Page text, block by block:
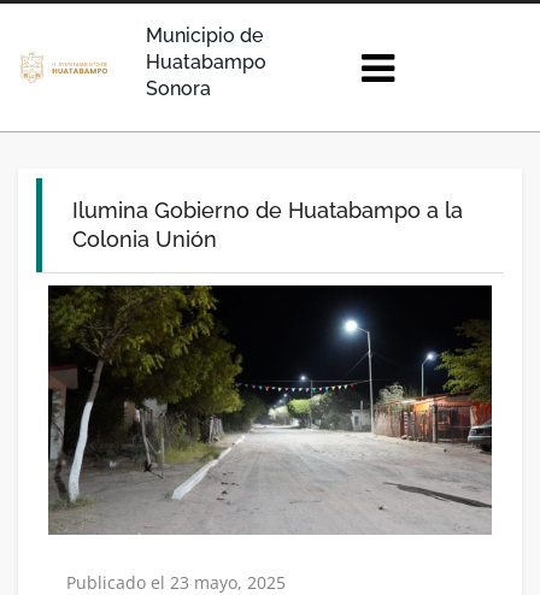
Municipio de
Huatabampo
Sonora
Ilumina Gobierno de Huatabampo a la
Colonia Unión
Publicado el 23 mayo, 2025